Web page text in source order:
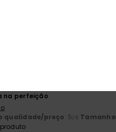
na perfeição
qualidade/preço: 5/5 Tamanho